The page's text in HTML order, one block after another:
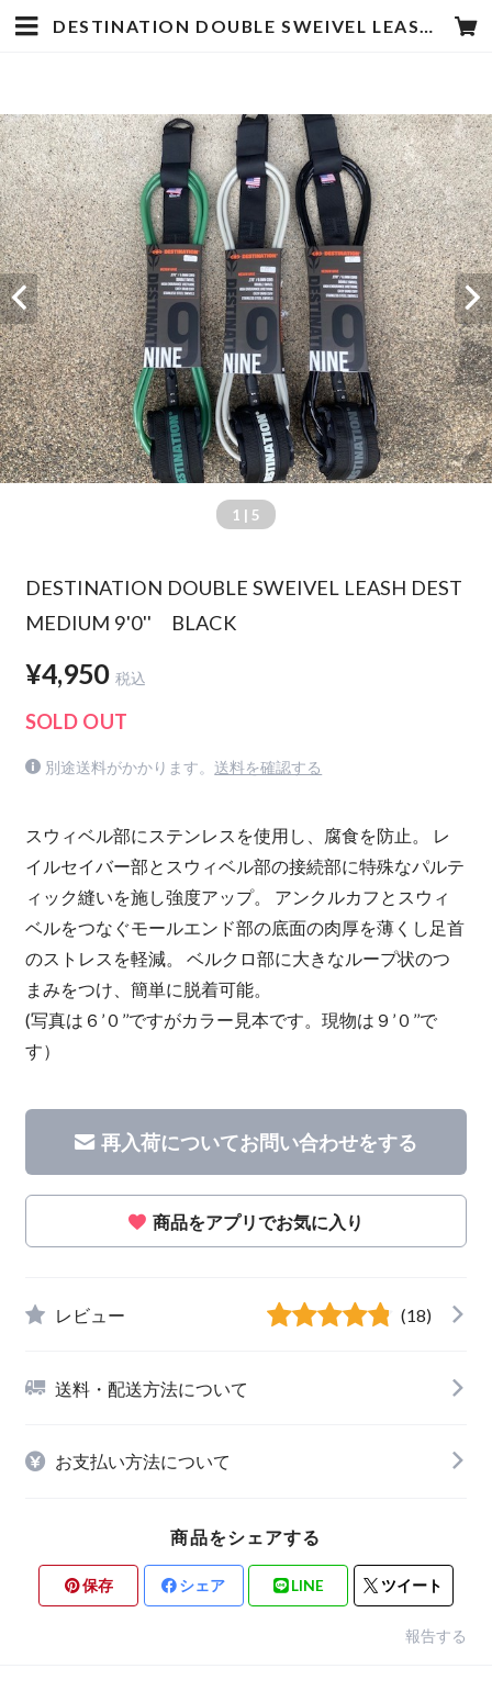
DESTINATION DOUBLE SWEIVEL LEASH DEST MEDIUM 9'0'' BLACK | hotstyle TOYOOKA
1 | 5
DESTINATION DOUBLE SWEIVEL LEASH DEST
MEDIUM 9'0'' BLACK
¥4,950 税込
SOLD OUT
別途送料がかかります。 送料を確認する
スウィベル部にステンレスを使用し、腐食を防止。 レ
イルセイバー部とスウィベル部の接続部に特殊なパルテ
ィック縫いを施し強度アップ。 アンクルカフとスウィ
ベルをつなぐモールエンド部の底面の肉厚を薄くし足首
のストレスを軽減。 ベルクロ部に大きなループ状のつ
まみをつけ、簡単に脱着可能。
(写真は６’０’’ですがカラー見本です。現物は９’０’’で
す）
再入荷についてお問い合わせをする
商品をアプリでお気に入り
レビュー (18)
送料・配送方法について
お支払い方法について
商品をシェアする
保存 シェア LINE ツイート
報告する